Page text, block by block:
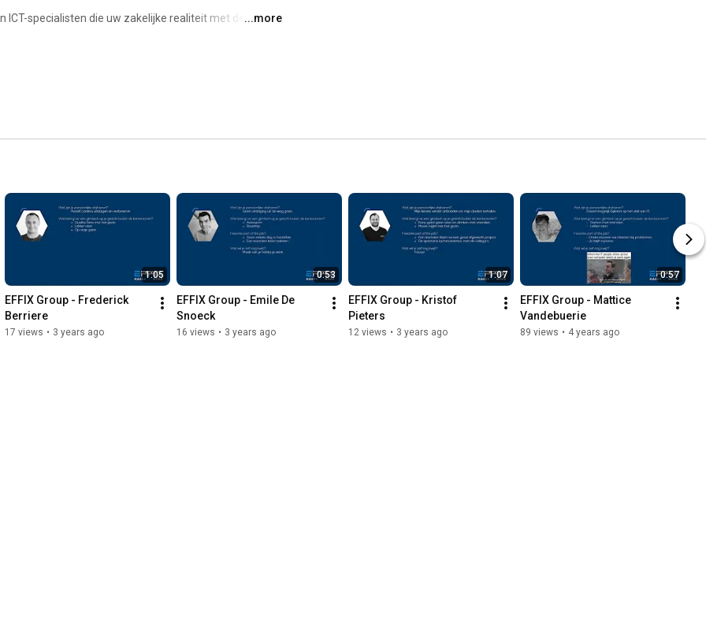
ICT-specialisten die uw zakelijke realiteit met de meest
u zich kan focussen op uw corebusiness door u
Cloud-, netwerkinfrastructuur en telefonie; niet alleen
...more
1:05
EFFIX Group - Frederick
Berriere
17 views • 3 years ago
0:53
EFFIX Group - Emile De
Snoeck
16 views • 3 years ago
1:07
EFFIX Group - Kristof
Pieters
12 views • 3 years ago
0:57
EFFIX Group - Mattice
Vandebuerie
89 views • 4 years ago